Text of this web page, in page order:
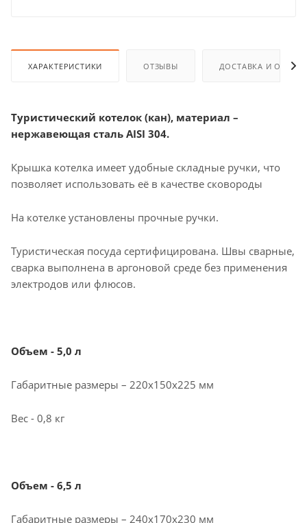
ХАРАКТЕРИСТИКИ ОТЗЫВЫ ДОСТАВКА И
Туристический котелок (кан), материал –
нержавеющая сталь AISI 304.
Крышка котелка имеет удобные складные ручки, что
позволяет использовать её в качестве сковороды
На котелке установлены прочные ручки.
Туристическая посуда сертифицирована. Швы сварные,
сварка выполнена в аргоновой среде без применения
электродов или флюсов.
Объем - 5,0 л
Габаритные размеры – 220х150х225 мм
Вес - 0,8 кг
Объем - 6,5 л
Габаритные размеры – 240х170х230 мм